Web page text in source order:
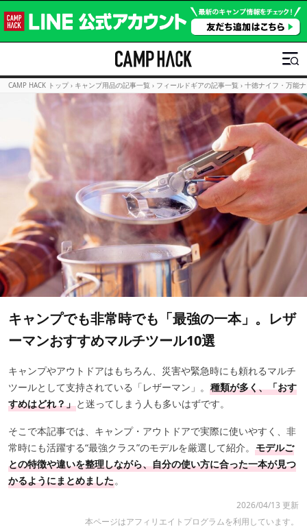
CAMP HACK トップ › キャンプ用品の記事一覧 › フィールドギアの記事一覧 › 十徳ナイフ・万能
キャンプでも非常時でも「最強の一本」。レザ
ーマンおすすめマルチツール10選
キャンプやアウトドアはもちろん、災害や緊急時にも頼れるマルチ
ツールとして支持されている「レザーマン」。 種類が多く、「おす
すめはどれ？」と迷ってしまう人も多いはずです。
そこで本記事では、キャンプ・アウトドアで実際に使いやすく、非
常時にも活躍する“最強クラス”のモデルを厳選して紹介。 モデルご
との特徴や違いを整理しながら、自分の使い方に合った一本が見つ
かるようにまとめました。
2026/04/13 更新
本ページはアフィリエイトプログラムを利用しています。